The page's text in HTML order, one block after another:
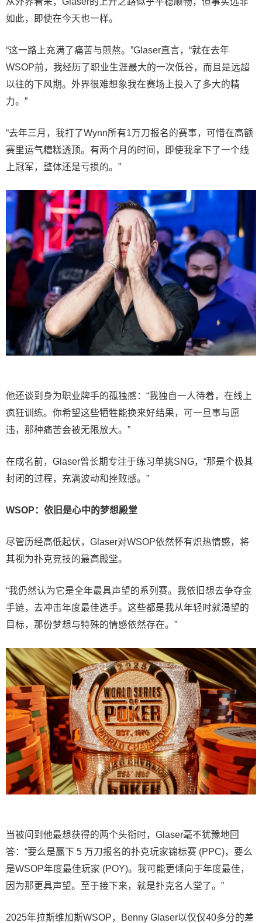
如此，即使在今天也一样。
“这一路上充满了痛苦与煎熬。”Glaser直言，“就在去年
WSOP前，我经历了职业生涯最大的一次低谷，而且是远超
以往的下风期。外界很难想象我在赛场上投入了多大的精
力。”
“去年三月，我打了Wynn所有1万刀报名的赛事，可惜在高额
赛里运气糟糕透顶。有两个月的时间，即使我拿下了一个线
上冠军，整体还是亏损的。”
他还谈到身为职业牌手的孤独感：“我独自一人待着，在线上
疯狂训练。你希望这些牺牲能换来好结果，可一旦事与愿
违，那种痛苦会被无限放大。”
在成名前，Glaser曾长期专注于练习单挑SNG，“那是个极其
封闭的过程，充满波动和挫败感。”
WSOP：依旧是心中的梦想殿堂
尽管历经高低起伏，Glaser对WSOP依然怀有炽热情感，将
其视为扑克竞技的最高殿堂。
“我仍然认为它是全年最具声望的系列赛。我依旧想去争夺金
手链，去冲击年度最佳选手。这些都是我从年轻时就渴望的
目标，那份梦想与特殊的情感依然存在。”
当被问到他最想获得的两个头衔时，Glaser毫不犹豫地回
答：“要么是赢下 5 万刀报名的扑克玩家锦标赛 (PPC)，要么
是WSOP年度最佳玩家 (POY)。我可能更倾向于年度最佳，
因为那更具声望。至于接下来，就是扑克名人堂了。”
2025年拉斯维加斯WSOP，Benny Glaser以仅仅40多分的差